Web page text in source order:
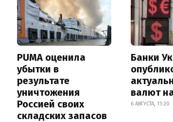
PUMA оценила
убытки в
результате
уничтожения
Россией своих
складских запасов
Банки
валют
6 АВГУСТА, 11:20